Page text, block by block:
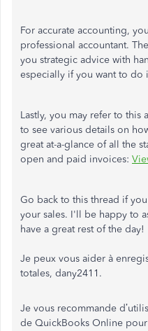
For accurate accounting,
professional accountant.
you strategic advice with
especially if you want to do
Lastly, you may refer to this
to see various details on
great at-a-glance of all the
open and paid invoices:
Go back to this thread if
your sales. I'll be happy to
have a great rest of the day!
Je peux vous aider à
totales, dany2411.
Je vous recommande
de QuickBooks Online